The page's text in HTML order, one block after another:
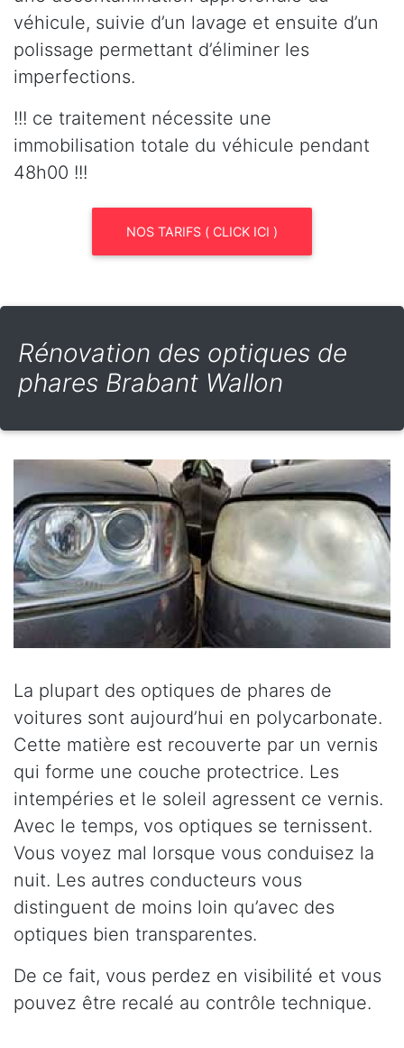
véhicule, suivie d’un lavage et ensuite d’un
polissage permettant d’éliminer les
imperfections.
!!! ce traitement nécessite une
immobilisation totale du véhicule pendant
48h00 !!!
NOS TARIFS ( CLICK ICI )
Rénovation des optiques de
phares Brabant Wallon
La plupart des optiques de phares de
voitures sont aujourd’hui en polycarbonate.
Cette matière est recouverte par un vernis
qui forme une couche protectrice. Les
intempéries et le soleil agressent ce vernis.
Avec le temps, vos optiques se ternissent.
Vous voyez mal lorsque vous conduisez la
nuit. Les autres conducteurs vous
distinguent de moins loin qu’avec des
optiques bien transparentes.
De ce fait, vous perdez en visibilité et vous
pouvez être recalé au contrôle technique.